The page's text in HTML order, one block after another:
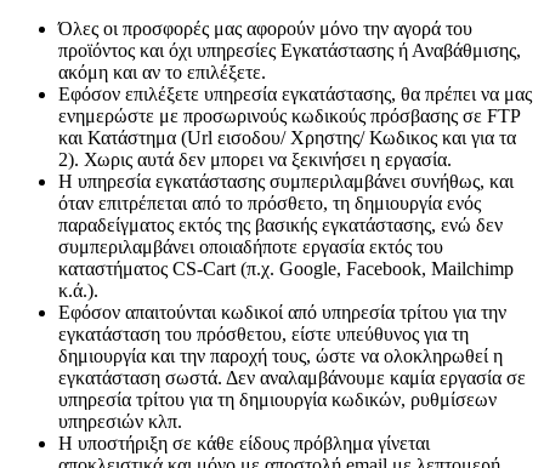
Όλες οι προσφορές μας αφορούν μόνο την αγορά του
προϊόντος και όχι υπηρεσίες Εγκατάστασης ή Αναβάθμισης,
ακόμη και αν το επιλέξετε.
Εφόσον επιλέξετε υπηρεσία εγκατάστασης, θα πρέπει να μας
ενημερώστε με προσωρινούς κωδικούς πρόσβασης σε FTP
και Κατάστημα (Url εισοδου/ Χρηστης/ Κωδικος και για τα
2). Χωρις αυτά δεν μπορει να ξεκινήσει η εργασία.
Η υπηρεσία εγκατάστασης συμπεριλαμβάνει συνήθως, και
όταν επιτρέπεται από το πρόσθετο, τη δημιουργία ενός
παραδείγματος εκτός της βασικής εγκατάστασης, ενώ δεν
συμπεριλαμβάνει οποιαδήποτε εργασία εκτός του
καταστήματος CS-Cart (π.χ. Google, Facebook, Mailchimp
κ.ά.).
Εφόσον απαιτούνται κωδικοί από υπηρεσία τρίτου για την
εγκατάσταση του πρόσθετου, είστε υπεύθυνος για τη
δημιουργία και την παροχή τους, ώστε να ολοκληρωθεί η
εγκατάσταση σωστά. Δεν αναλαμβάνουμε καμία εργασία σε
υπηρεσία τρίτου για τη δημιουργία κωδικών, ρυθμίσεων
υπηρεσιών κλπ.
Η υποστήριξη σε κάθε είδους πρόβλημα γίνεται